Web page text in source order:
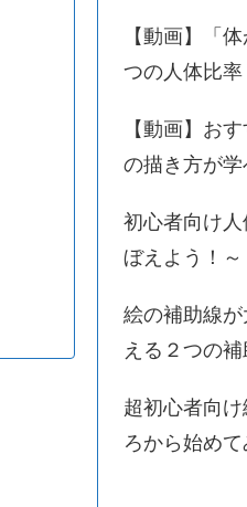
【動画】「
つの人体比率
【動画】お
の描き方が
初心者向け
ぼえよう！～
絵の補助線
える２つの補
超初心者向
ろから始め